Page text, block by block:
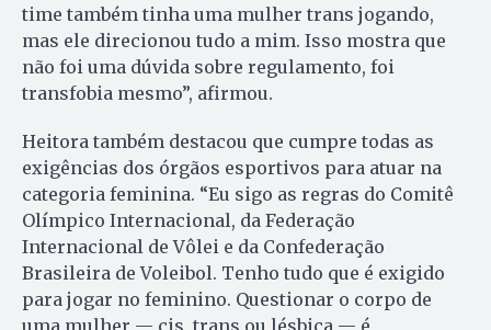
time também tinha uma mulher trans jogando,
mas ele direcionou tudo a mim. Isso mostra que
não foi uma dúvida sobre regulamento, foi
transfobia mesmo”, afirmou.
Heitora também destacou que cumpre todas as
exigências dos órgãos esportivos para atuar na
categoria feminina. “Eu sigo as regras do Comitê
Olímpico Internacional, da Federação
Internacional de Vôlei e da Confederação
Brasileira de Voleibol. Tenho tudo que é exigido
para jogar no feminino. Questionar o corpo de
uma mulher — cis, trans ou lésbica — é